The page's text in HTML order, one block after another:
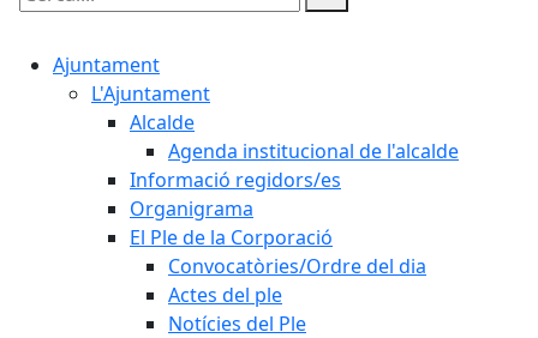
Cercar:
Ajuntament
L'Ajuntament
Alcalde
Agenda institucional de l'alcalde
Informació regidors/es
Organigrama
El Ple de la Corporació
Convocatòries/Ordre del dia
Actes del ple
Notícies del Ple